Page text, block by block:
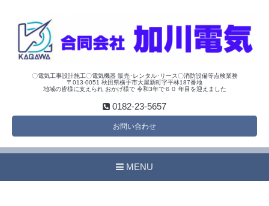
〇電気工事設計施工〇電気機器 販売･レンタル･リース〇消防設備等点検業務
〒013-0051 秋田県横手市大屋新町字平林187番地
地域の皆様に支えられ おかげ様で 令和3年で６０ 年目を迎えました
0182-23-5657
お問い合わせ
MENU